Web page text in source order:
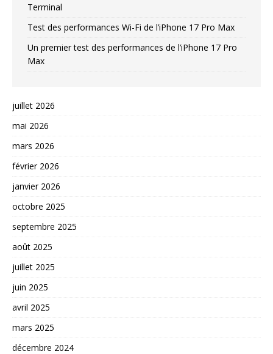
Terminal
Test des performances Wi-Fi de l’iPhone 17 Pro Max
Un premier test des performances de l’iPhone 17 Pro
Max
juillet 2026
mai 2026
mars 2026
février 2026
janvier 2026
octobre 2025
septembre 2025
août 2025
juillet 2025
juin 2025
avril 2025
mars 2025
décembre 2024